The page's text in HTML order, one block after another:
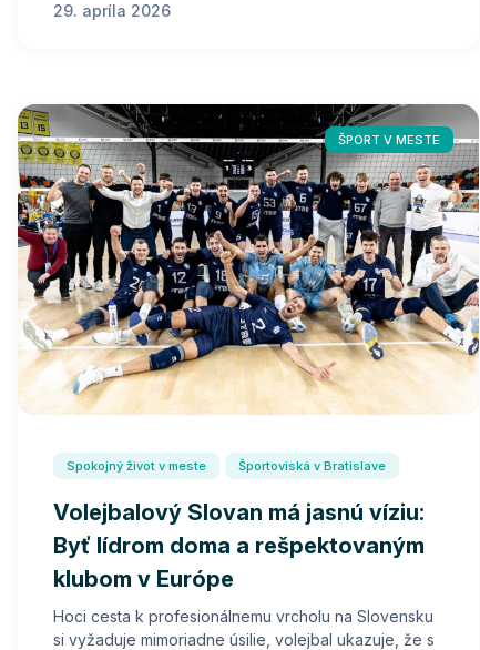
29. apríla 2026
ŠPORT V MESTE
Spokojný život v meste Športoviská v Bratislave
Volejbalový Slovan má jasnú víziu:
Byť lídrom doma a rešpektovaným
klubom v Európe
Hoci cesta k profesionálnemu vrcholu na Slovensku
si vyžaduje mimoriadne úsilie, volejbal ukazuje, že s